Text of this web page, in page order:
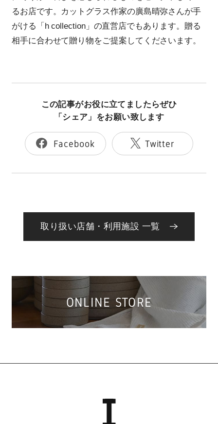
るお店です。カットグラス作家の廣島晴弥さんが手
がける「h collection」の直営店でもあります。贈る
相手に合わせて贈り物をご提案してくださいます。
この記事がお役に立てましたらぜひ
「シェア」をお願い致します
Facebook Twitter
取り扱い店舗・利用施設 一覧
ONLINE STORE